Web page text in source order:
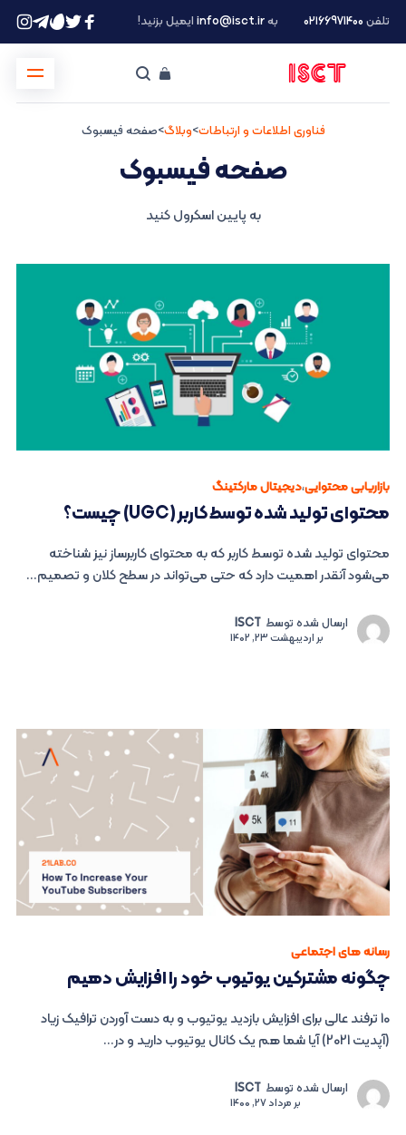
تلفن ۰۲۱66971400 بهinfo@isct.irایمیل بزنید!
فناوری اطلاعات و ارتباطات>وبلاگ>صفحه فیسبوک
صفحه فیسبوک
به پایین اسکرول کنید
بازاریابی محتوایی،دیجیتال مارکتینگ
محتوای تولید شده توسط کاربر (UGC) چیست؟
محتوای تولید شده توسط کاربر که به محتوای کاربرساز نیز شناخته
می‌شود آنقدر اهمیت دارد که حتی می‌تواند در سطح کلان و تصمیم...
ارسال شده توسط ISCT
براردیبهشت 23, 1402
رسانه های اجتماعی
چگونه مشترکین یوتیوب خود را افزایش دهیم
10 ترفند عالی برای افزایش بازدید یوتیوب و به دست آوردن ترافیک زیاد
(آپدیت 2021) آیا شما هم یک کانال یوتیوب دارید و در...
ارسال شده توسط ISCT
برمرداد 27, 1400